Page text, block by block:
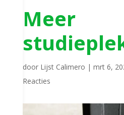
Meer
door Lijst Calimero | mrt 6,
Reacties